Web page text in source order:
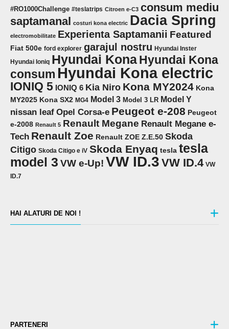
#RO1000Challenge #teslatrips Citroen e-C3 consum mediu
saptamanal costuri kona electric Dacia Spring
electromobilitate Experienta Saptamanii Featured
Fiat 500e ford explorer garajul nostru Hyundai Inster
Hyundai Ioniq Hyundai KonaHyundai Kona
consum Hyundai Kona electric
IONIQ 5 IONIQ 6 Kia Niro Kona MY2024 Kona
MY2025 Kona SX2 MG4 Model 3 Model 3 LR Model Y
nissan leaf Opel Corsa-e Peugeot e-208 Peugeot
e-2008 Renault 5 Renault Megane Renault Megane e-
Tech Renault Zoe Renault ZOE Z.E.50 Skoda
Citigo Skoda Citigo e iV Skoda Enyaq tesla tesla
model 3 VW e-Up! VW ID.3 VW ID.4 VW
ID.7
HAI ALATURI DE NOI !
PARTENERI